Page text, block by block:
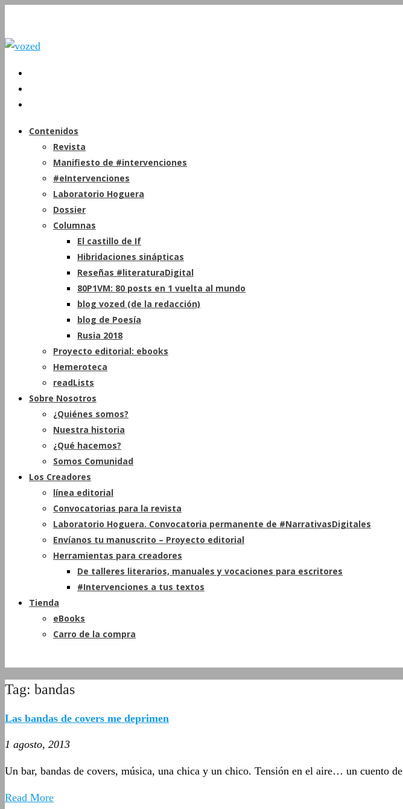
Contenidos
Revista
Manifiesto de #intervenciones
#eIntervenciones
Laboratorio Hoguera
Dossier
Columnas
El castillo de If
Hibridaciones sinápticas
Reseñas #literaturaDigital
80P1VM: 80 posts en 1 vuelta al mundo
blog vozed (de la redacción)
blog de Poesía
Rusia 2018
Proyecto editorial: ebooks
Hemeroteca
readLists
Sobre Nosotros
¿Quiénes somos?
Nuestra historia
¿Qué hacemos?
Somos Comunidad
Los Creadores
línea editorial
Convocatorias para la revista
Laboratorio Hoguera. Convocatoria permanente de #NarrativasDigitales
Envíanos tu manuscrito – Proyecto editorial
Herramientas para creadores
De talleres literarios, manuales y vocaciones para escritores
#Intervenciones a tus textos
Tienda
eBooks
Carro de la compra
Tag: bandas
Las bandas de covers me deprimen
1 agosto, 2013
Un bar, bandas de covers, música, una chica y un chico. Tensión en el aire… un cuento de
Read More